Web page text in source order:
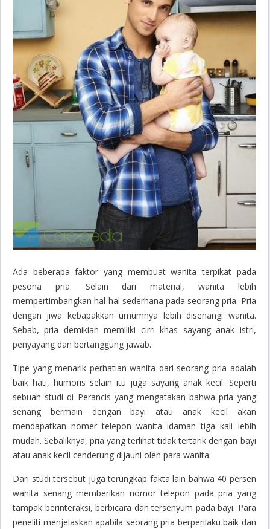
Ada beberapa faktor yang membuat wanita terpikat pada
pesona pria. Selain dari material, wanita lebih
mempertimbangkan hal-hal sederhana pada seorang pria. Pria
dengan jiwa kebapakkan umumnya lebih disenangi wanita.
Sebab, pria demikian memiliki cirri khas sayang anak istri,
penyayang dan bertanggung jawab.
Tipe yang menarik perhatian wanita dari seorang pria adalah
baik hati, humoris selain itu juga sayang anak kecil. Seperti
sebuah studi di Perancis yang mengatakan bahwa pria yang
senang bermain dengan bayi atau anak kecil akan
mendapatkan nomer telepon wanita idaman tiga kali lebih
mudah. Sebaliknya, pria yang terlihat tidak tertarik dengan bayi
atau anak kecil cenderung dijauhi oleh para wanita.
Dari studi tersebut juga terungkap fakta lain bahwa 40 persen
wanita senang memberikan nomor telepon pada pria yang
tampak berinteraksi, berbicara dan tersenyum pada bayi. Para
peneliti menjelaskan apabila seorang pria berperilaku baik dan